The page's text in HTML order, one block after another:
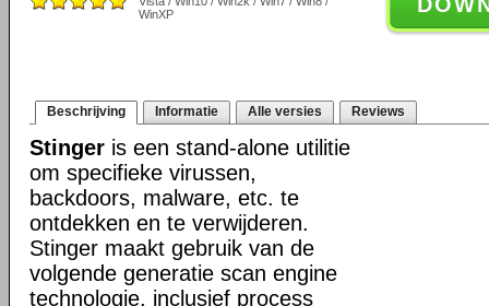
WinXP
Beschrijving Informatie Alle versies Reviews
Stinger is een stand-alone utilitie
om specifieke virussen,
backdoors, malware, etc. te
ontdekken en te verwijderen.
Stinger maakt gebruik van de
volgende generatie scan engine
technologie, inclusief process